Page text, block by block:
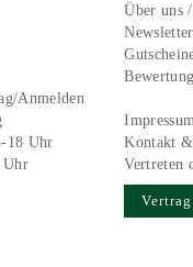
Anmelden
18 Uhr
Uhr
Über uns
Newsletter
Kontakt
Vertreten